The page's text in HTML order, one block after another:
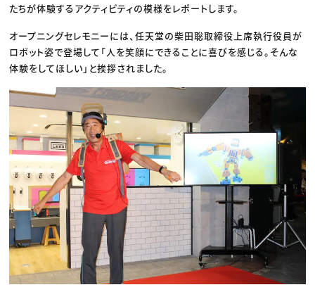
たちが体験するアクティビティの模様をレポートします。
オープニングセレモニーには、任天堂の柴田聡取締役上席執行役員が
ロボット姿で登場して「人を笑顔にできることに喜びを感じる。そんな
体験をしてほしい」と挨拶されました。